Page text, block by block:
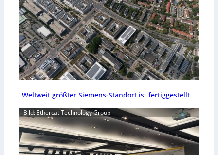
Weltweit größter Siemens-Standort ist fertiggestellt
Bild: Ethercat Technology Group